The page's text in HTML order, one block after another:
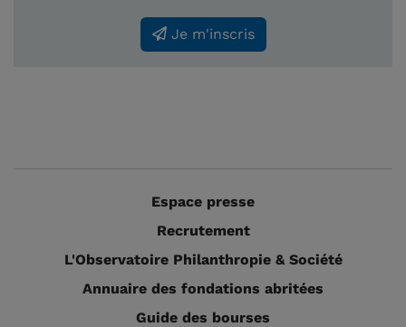
Je m'inscris
Espace presse
Recrutement
L'Observatoire Philanthropie & Société
Annuaire des fondations abritées
Guide des bourses